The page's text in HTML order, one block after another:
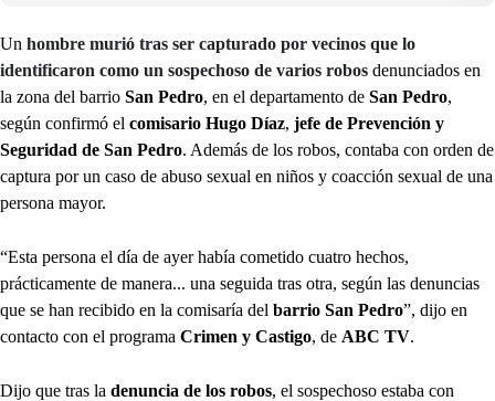
Un hombre murió tras ser capturado por vecinos que lo
identificaron como un sospechoso de varios robos denunciados en
la zona del barrio San Pedro, en el departamento de San Pedro,
según confirmó el comisario Hugo Díaz, jefe de Prevención y
Seguridad de San Pedro. Además de los robos, contaba con orden de
captura por un caso de abuso sexual en niños y coacción sexual de una
persona mayor.
“Esta persona el día de ayer había cometido cuatro hechos,
prácticamente de manera... una seguida tras otra, según las denuncias
que se han recibido en la comisaría del barrio San Pedro”, dijo en
contacto con el programa Crimen y Castigo, de ABC TV.
Dijo que tras la denuncia de los robos, el sospechoso estaba con